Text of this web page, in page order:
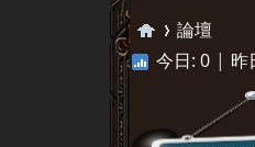
論壇
今日: 0 | 昨